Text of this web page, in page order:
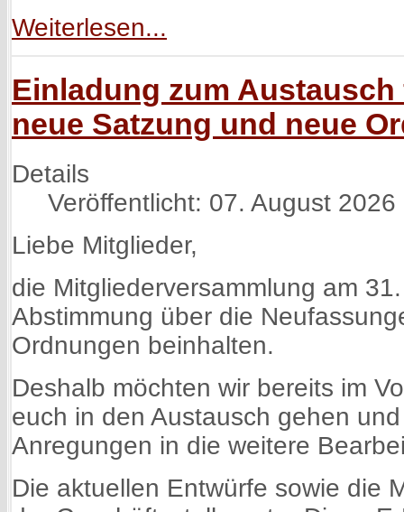
Weiterlesen...
Einladung zum
neue Satzung und neue
Details
Veröffentlicht: 07. August 2026
Liebe Mitglieder,
die Mitgliederversammlung am
Abstimmung über die
Ordnungen beinhalten.
Deshalb möchten wir bereits im
euch in den Austausch gehen
Anregungen in die weitere
Die aktuellen Entwürfe sowie die